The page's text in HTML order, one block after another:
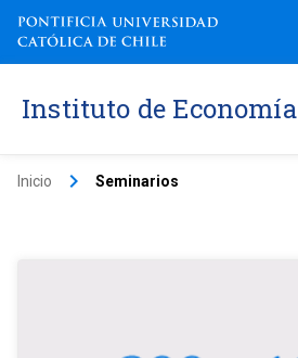
Instituto de Economía
Inicio keyboard_arrow_right Seminarios